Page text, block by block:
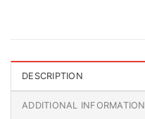
DESCRIPTION
ADDITIONAL INFORMATION